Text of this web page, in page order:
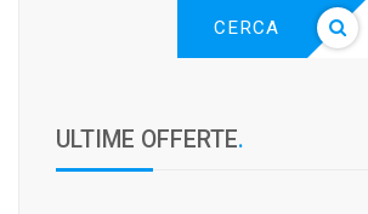
CERCA
ULTIME OFFERTE.